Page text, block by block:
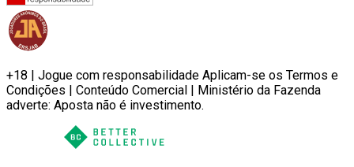
+18 | Jogue com responsabilidade Aplicam-se os Termos e
Condições | Conteúdo Comercial | Ministério da Fazenda
adverte: Aposta não é investimento.